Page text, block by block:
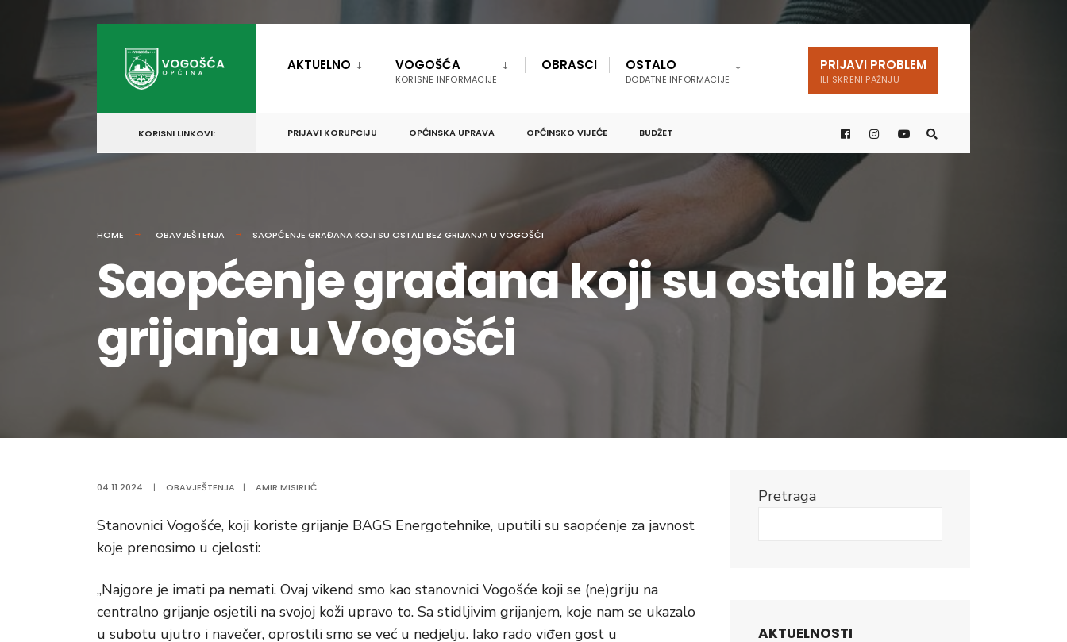
content
AKTUELNO VOGOŠĆA
KORISNE INFORMACIJE
OBRASCI OSTALO
DODATNE INFORMACIJE
PRIJAVI PROBLEM
ILI SKRENI PAŽNJU
KORISNI LINKOVI: PRIJAVI KORUPCIJU OPĆINSKA UPRAVA OPĆINSKO VIJEĆE BUDŽET
HOME OBAVJEŠTENJA SAOPĆENJE GRAĐANA KOJI SU OSTALI BEZ GRIJANJA U VOGOŠĆI
Saopćenje građana koji su ostali bez
grijanja u Vogošći
04.11.2024. | OBAVJEŠTENJA | AMIR MISIRLIĆ
Stanovnici Vogošće, koji koriste grijanje BAGS Energotehnike, uputili su saopćenje za javnost
koje prenosimo u cjelosti:
„Najgore je imati pa nemati. Ovaj vikend smo kao stanovnici Vogošće koji se (ne)griju na
centralno grijanje osjetili na svojoj koži upravo to. Sa stidljivim grijanjem, koje nam se ukazalo
u subotu ujutro i navečer, oprostili smo se već u nedjelju. Iako rado viđen gost u
Pretraga
AKTUELNOSTI